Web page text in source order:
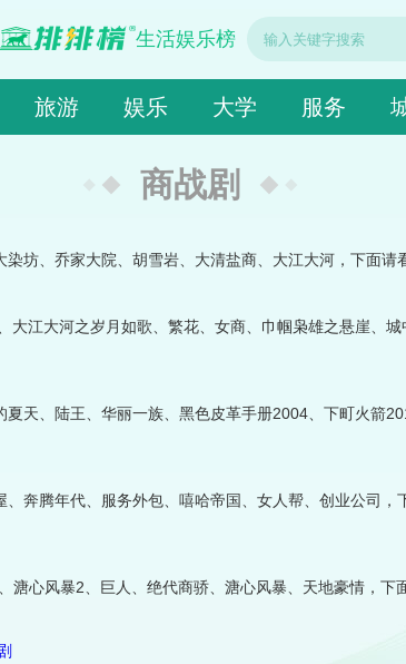
生活娱乐榜
旅游 娱乐 大学 服务
商战剧
坊、乔家大院、胡雪岩、大清盐商、大江大河，下面请
江大河之岁月如歌、繁花、女商、巾帼枭雄之悬崖、城
天、陆王、华丽一族、黑色皮革手册2004、下町火箭
奔腾年代、服务外包、嘻哈帝国、女人帮、创业公司，
心风暴2、巨人、绝代商骄、溏心风暴、天地豪情，下